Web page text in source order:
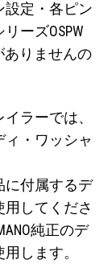
設定・各ピン
ーズOSPW
ありませんの
ラーでは、
・ワッシャ
に付属するデ
用してくださ
純正のデ
します。